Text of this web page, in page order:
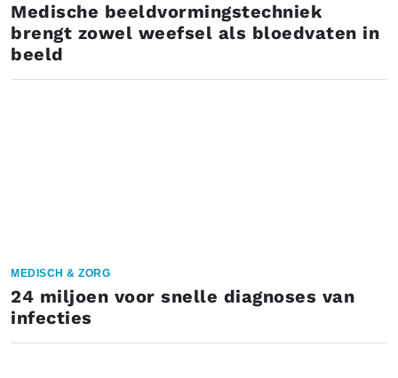
Medische beeldvormingstechniek
brengt zowel weefsel als bloedvaten in
beeld
MEDISCH & ZORG
24 miljoen voor snelle diagnoses van
infecties